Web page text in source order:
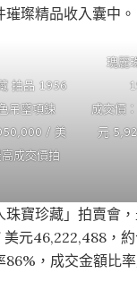
璨精品收入囊中。
拍品 1956
吊墜項鍊
/ 美
成交價拍
瑰麗
成交價
元
珠寶珍藏」拍賣會
元46,222,488，
86%，成交金額比